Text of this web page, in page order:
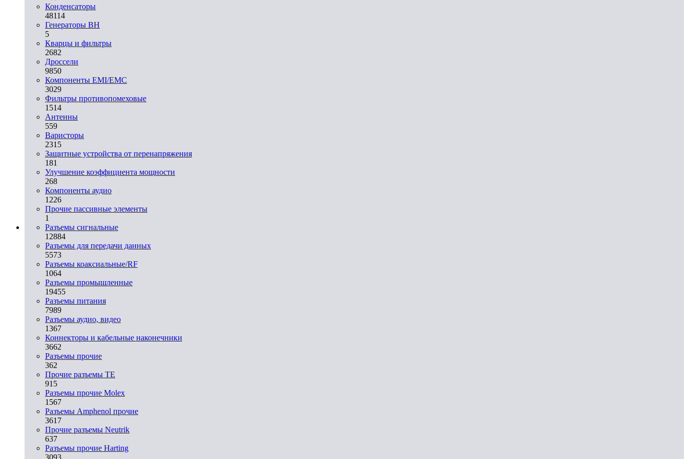
Конденсаторы
48114
Генераторы ВН
5
Кварцы и фильтры
2682
Дроссели
9850
Компоненты EMI/EMC
3029
Фильтры противопомеховые
1514
Антенны
559
Варисторы
2315
Защитные устройства от перенапряжения
181
Улучшение коэффициента мощности
268
Компоненты аудио
1226
Прочие пассивные элементы
1
Разъeмы сигнальные
12884
Разъeмы для передачи данных
5573
Разъeмы коаксиальные/RF
1064
Разъeмы промышленные
19455
Разъeмы питания
7989
Разъeмы аудио, видео
1367
Коннекторы и кабельные наконечники
3662
Разъeмы прочие
362
Прочие разъемы TE
915
Разъемы прочие Molex
1567
Разъемы Amphenol прочие
3617
Прочие разъемы Neutrik
637
Разъемы прочие Harting
3093